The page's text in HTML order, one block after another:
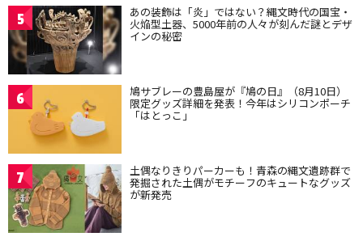
5 あの装飾は「炎」ではない？縄文時代の国宝・
火焔型土器、5000年前の人々が刻んだ謎とデザ
インの秘密
6 鳩サブレーの豊島屋が『鳩の日』（8月10日）
限定グッズ詳細を発表！今年はシリコンポーチ
「はとっこ」
7 土偶なりきりパーカーも！青森の縄文遺跡群で
発掘された土偶がモチーフのキュートなグッズ
が新発売